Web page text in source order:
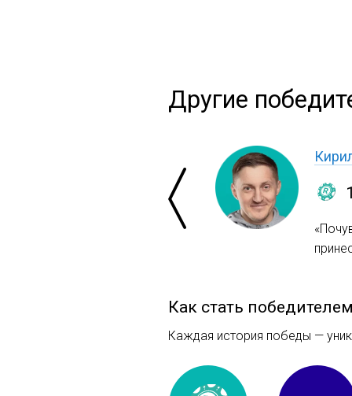
Другие
Как стать
Каждая история победы —